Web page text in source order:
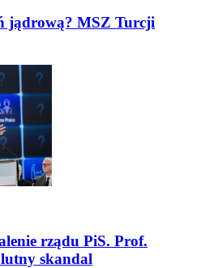
jądrową? MSZ Turcji
rządu PiS. Prof.
skandal